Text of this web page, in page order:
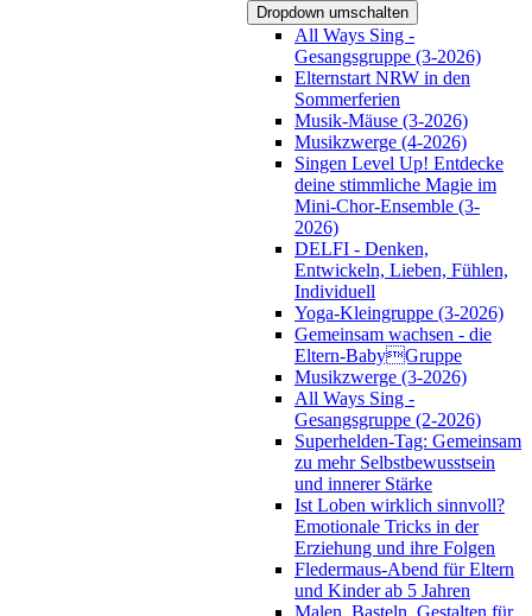
Dropdown umschalten
All Ways Sing -
Gesangsgruppe (3-2026)
Elternstart NRW in den
Sommerferien
Musik-Mäuse (3-2026)
Musikzwerge (4-2026)
Singen Level Up! Entdecke
deine stimmliche Magie im
Mini-Chor-Ensemble (3-
2026)
DELFI - Denken,
Entwickeln, Lieben, Fühlen,
Individuell
Yoga-Kleingruppe (3-2026)
Gemeinsam wachsen - die
Eltern-BabyGruppe
Musikzwerge (3-2026)
All Ways Sing -
Gesangsgruppe (2-2026)
Superhelden-Tag: Gemeinsam
zu mehr Selbstbewusstsein
und innerer Stärke
Ist Loben wirklich sinnvoll?
Emotionale Tricks in der
Erziehung und ihre Folgen
Fledermaus-Abend für Eltern
und Kinder ab 5 Jahren
Malen, Basteln, Gestalten für